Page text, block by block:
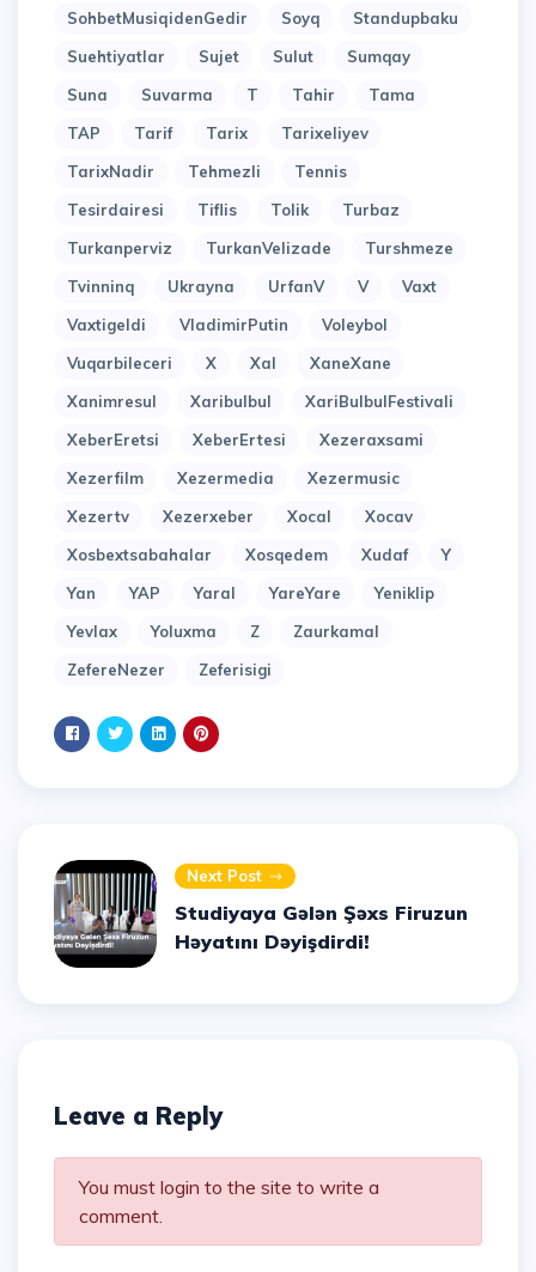
SohbetMusiqidenGedir Soyq
Standupbaku
Suehtiyatlar
Sujet Sulut
Sumqay
Suna
Suvarma T Tahir
Tama
TAP
Tarif Tarix
Tarixeliyev
TarixNadir
Tehmezli
Tennis
Tesirdairesi
Tiflis Tolik
Turbaz
Turkanperviz
TurkanVelizade
Turshmeze
Tvinninq
Ukrayna UrfanV V
Vaxt
Vaxtigeldi
VladimirPutin
Voleybol
Vuqarbileceri
X Xal
XaneXane
Xanimresul
Xaribulbul
XariBulbulFestivali
XeberEretsi
XeberErtesi
Xezeraxsami
Xezerfilm
Xezermedia
Xezermusic
Xezertv
Xezerxeber Xocal
Xocav
Xosbextsabahalar
Xosqedem Xudaf
Y
Yan
YAP Yaral YareYare
Yeniklip
Yevlax
Yoluxma Z
Zaurkamal
ZefereNezer
Zeferisigi
Next Post
Studiyaya Gələn Şəxs Firuzun
Həyatını Dəyişdirdi!
Leave a Reply
You must login to the site to write a
comment.